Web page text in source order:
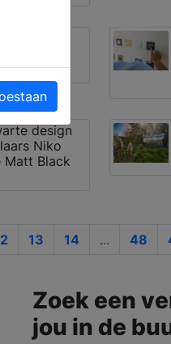
design
Niko
Matt Black
13 14 ... 48
Zoek een
jou in de